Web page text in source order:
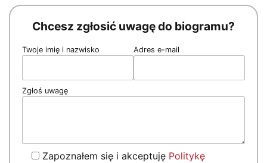
Chcesz zgłosić uwagę do biogramu?
Twoje imię i nazwisko Adres e-mail
Zgłoś uwagę
Zapoznałem się i akceptuję Politykę